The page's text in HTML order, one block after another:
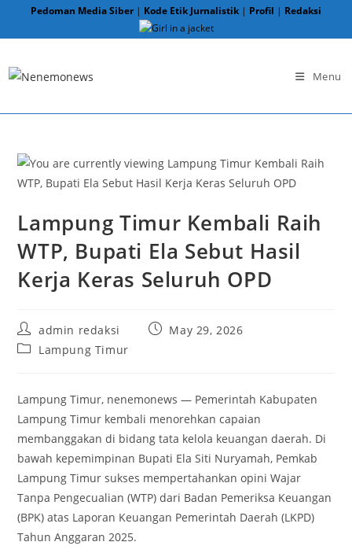
Pedoman Media Siber| Kode Etik Jurnalistik | Profil | Redaksi
Menu
Lampung Timur Kembali Raih
WTP, Bupati Ela Sebut Hasil
Kerja Keras Seluruh OPD
Post
author:
admin redaksi
PostMay 29, 2026
PostLampung Timur
Lampung Timur, nenemonews — Pemerintah Kabupaten
Lampung Timur kembali menorehkan capaian
membanggakan di bidang tata kelola keuangan daerah. Di
bawah kepemimpinan Bupati Ela Siti Nuryamah, Pemkab
Lampung Timur sukses mempertahankan opini Wajar
Tanpa Pengecualian (WTP) dari Badan Pemeriksa Keuangan
(BPK) atas Laporan Keuangan Pemerintah Daerah (LKPD)
Tahun Anggaran 2025.